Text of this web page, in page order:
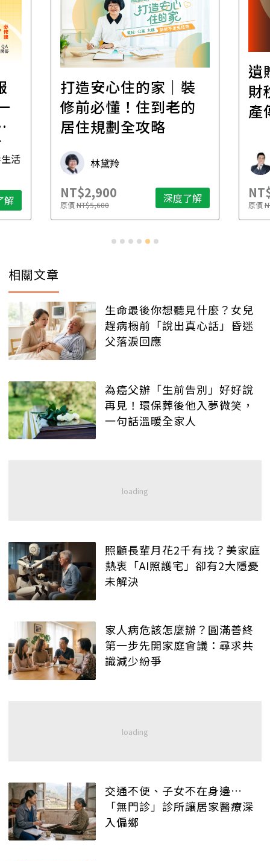
活
解
打造安心住的家｜裝
修前必懂！住到老的
居住規劃全攻略
林黛羚
NT$2,900
原價NT$5,600 深度了解
遺
財
產
原價
相關文章
生命最後你想聽見什麼？女兒
趕病榻前「說出真心話」昏迷
父落淚回應
為癌父辦「生前告別」好好說
再見！環保葬後他入夢微笑，
一句話溫暖全家人
照顧長輩月花2千有找？美家庭
熱衷「AI照護宅」卻有2大隱憂
未解決
家人病危該怎麼辦？圓滿善終
第一步先開家庭會議：尋求共
識減少紛爭
交通不便、子女不在身邊…
「無門診」診所讓居家醫療深
入偏鄉